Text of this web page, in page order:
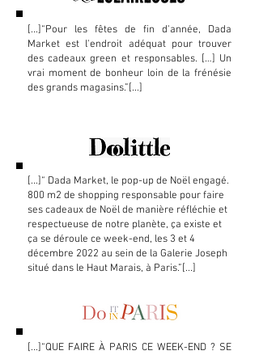
[...]“Pour les fêtes de fin d'année, Dada
Market est l'endroit adéquat pour trouver
des cadeaux green et responsables. […] Un
vrai moment de bonheur loin de la frénésie
des grands magasins.”[...]
[...]“ Dada Market, le pop-up de Noël engagé.
800 m2 de shopping responsable pour faire
ses cadeaux de Noël de manière réfléchie et
respectueuse de notre planète, ça existe et
ça se déroule ce week-end, les 3 et 4
décembre 2022 au sein de la Galerie Joseph
situé dans le Haut Marais, à Paris.”[...]
[...]“QUE FAIRE À PARIS CE WEEK-END ? SE